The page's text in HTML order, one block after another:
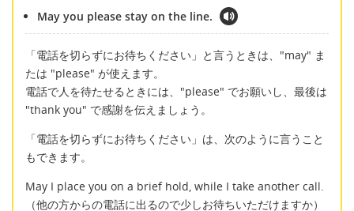
May you please stay on the line.
「電話を切らずにお待ちください」と言うときは、"may" ま
たは "please" が使えます。
電話で人を待たせるときには、"please" でお願いし、最後は
"thank you" で感謝を伝えましょう。
「電話を切らずにお待ちください」は、次のように言うこと
もできます。
May I place you on a brief hold, while I take another call.
（他の方からの電話に出るので少しお待ちいただけますか）